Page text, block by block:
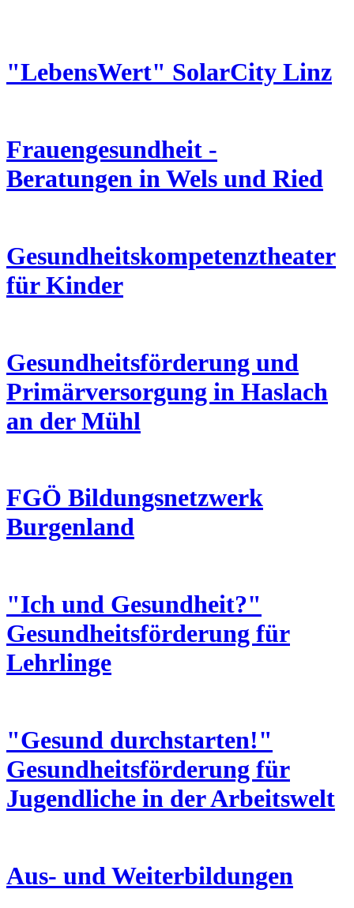
"LebensWert" SolarCity Linz
Frauengesundheit -
Beratungen in Wels und Ried
Gesundheitskompetenztheater
für Kinder
Gesundheitsförderung und
Primärversorgung in Haslach
an der Mühl
FGÖ Bildungsnetzwerk
Burgenland
"Ich und Gesundheit?"
Gesundheitsförderung für
Lehrlinge
"Gesund durchstarten!"
Gesundheitsförderung für
Jugendliche in der Arbeitswelt
Aus- und Weiterbildungen